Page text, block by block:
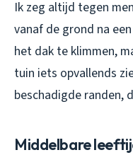
Ik zeg altijd tegen
vanaf de grond na
het dak te klimmen,
tuin iets opvallends
beschadigde randen,
Middelbare